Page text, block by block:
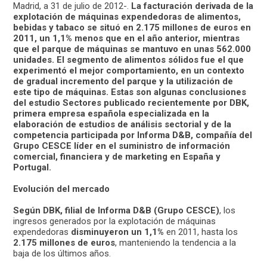
Madrid, a 31 de julio de 2012-. La facturación derivada de la
explotación de máquinas expendedoras de alimentos,
bebidas y tabaco se situó en 2.175 millones de euros en
2011, un 1,1% menos que en el año anterior, mientras
que el parque de máquinas se mantuvo en unas 562.000
unidades. El segmento de alimentos sólidos fue el que
experimentó el mejor comportamiento, en un contexto
de gradual incremento del parque y la utilización de
este tipo de máquinas. Estas son algunas conclusiones
del estudio Sectores publicado recientemente por DBK,
primera empresa española especializada en la
elaboración de estudios de análisis sectorial y de la
competencia participada por Informa D&B, compañía del
Grupo CESCE líder en el suministro de información
comercial, financiera y de marketing en España y
Portugal.
Evolución del mercado
Según DBK, filial de Informa D&B (Grupo CESCE), los
ingresos generados por la explotación de máquinas
expendedoras disminuyeron un 1,1% en 2011, hasta los
2.175 millones de euros, manteniendo la tendencia a la
baja de los últimos años.